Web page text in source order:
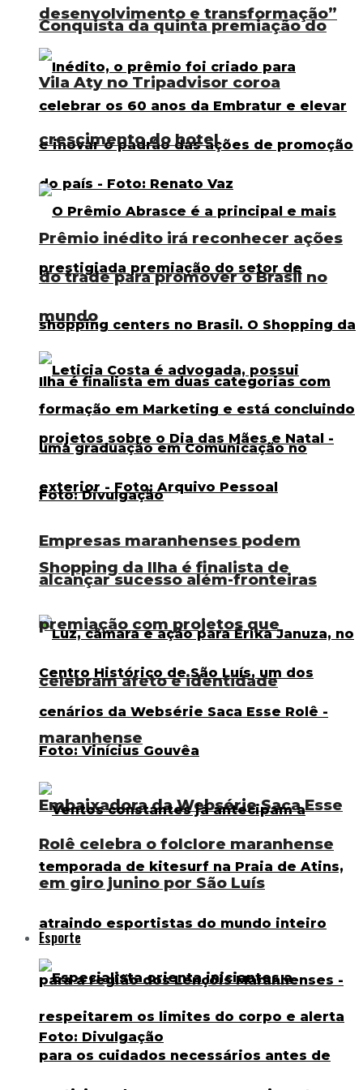
desenvolvimento e transformação”
Prêmio inédito irá reconhecer ações
do trade para promover o Brasil no
mundo
Empresas maranhenses podem
alcançar sucesso além-fronteiras
Embaixadora da Websérie Saca Esse
Rolê celebra o folclore maranhense
em giro junino por São Luís
Esporte
Conquista da quinta premiação do
Vila Aty no Tripadvisor coroa
crescimento do hotel
Shopping da Ilha é finalista de
premiação com projetos que
celebram afeto e identidade
maranhense